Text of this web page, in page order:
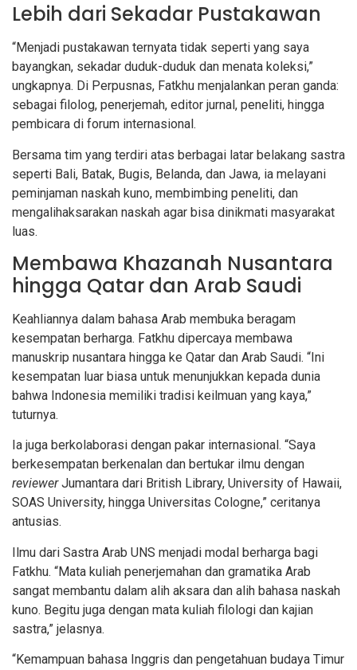
Lebih dari Sekadar Pustakawan
“Menjadi pustakawan ternyata tidak seperti yang saya
bayangkan, sekadar duduk-duduk dan menata koleksi,”
ungkapnya. Di Perpusnas, Fatkhu menjalankan peran ganda:
sebagai filolog, penerjemah, editor jurnal, peneliti, hingga
pembicara di forum internasional.
Bersama tim yang terdiri atas berbagai latar belakang sastra
seperti Bali, Batak, Bugis, Belanda, dan Jawa, ia melayani
peminjaman naskah kuno, membimbing peneliti, dan
mengalihaksarakan naskah agar bisa dinikmati masyarakat
luas.
Membawa Khazanah Nusantara
hingga Qatar dan Arab Saudi
Keahliannya dalam bahasa Arab membuka beragam
kesempatan berharga. Fatkhu dipercaya membawa
manuskrip nusantara hingga ke Qatar dan Arab Saudi. “Ini
kesempatan luar biasa untuk menunjukkan kepada dunia
bahwa Indonesia memiliki tradisi keilmuan yang kaya,”
tuturnya.
Ia juga berkolaborasi dengan pakar internasional. “Saya
berkesempatan berkenalan dan bertukar ilmu dengan
reviewerJumantara dari British Library, University of Hawaii,
SOAS University, hingga Universitas Cologne,” ceritanya
antusias.
Ilmu dari Sastra Arab UNS menjadi modal berharga bagi
Fatkhu. “Mata kuliah penerjemahan dan gramatika Arab
sangat membantu dalam alih aksara dan alih bahasa naskah
kuno. Begitu juga dengan mata kuliah filologi dan kajian
sastra,” jelasnya.
“Kemampuan bahasa Inggris dan pengetahuan budaya Timur